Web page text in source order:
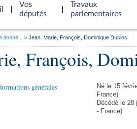
Vos
députés
Travaux
parlementaires
donné... Jean, Marie, François, Dominique Duclos
François,
générales
Né le 15
France)
Décédé le 28
- France)